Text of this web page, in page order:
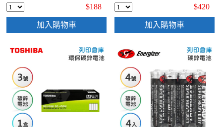
$188
加入購物車
$420
加入購物車